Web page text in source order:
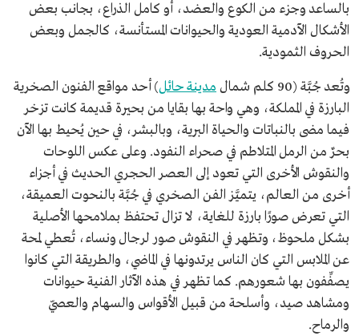
بالساعد وجزء من الكوع والعضد، أو كامل الذراع، بجانب بعض
الأشكال الآدمية العودية والحيوانات المستأنسة، كالجمل وبعض
الحروف الثمودية.
وتُعد جُبَّة (90 كلم شمال مدينة حائل) أحد مواقع الفنون الصخرية
البارزة في المملكة، وهي واحة بها بقايا من بحيرة قديمة كانت تزخر
فيما مضى بالنباتات والحياة البرية، وبالبشر، في حين يُحيط بها الآن
بحرٌ من الرمل المتلاطم في صحراء النفود. وعلى عكس اللوحات
والنقوش الأخرى التي تعود إلى العصر الحجري الحديث في أجزاء
أخرى من العالم، يتميَّز الفن الصخري في جُبَّة بالنحوت العميقة،
التي تعرض صورًا بارزة للغاية، لا تزال تحتفظ بملامحها الأصلية
بشكل ملحوظ، وتظهر في النقوش صور لرجال ونساء، تُعطي لمحة
عن الملابس التي كان الناس يرتدونها في الماضي، والطريقة التي كانوا
يصفِّفون بها شعورهم. كما تظهر في هذه الآثار الفنية حيوانات
ومشاهد صيد، وأسلحة من قبيل الأقواس والسهام والعصيّ
والرماح.